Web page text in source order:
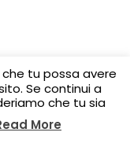
tu possa avere
Se continui a
che tu sia
More